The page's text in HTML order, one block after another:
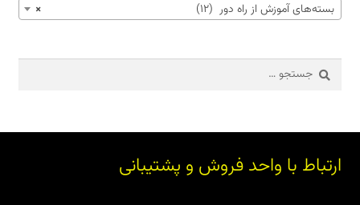
× بسته‌های آموزش از راه دور (12)
جستجو
برای:
ارتباط با واحد فروش و پشتیبانی